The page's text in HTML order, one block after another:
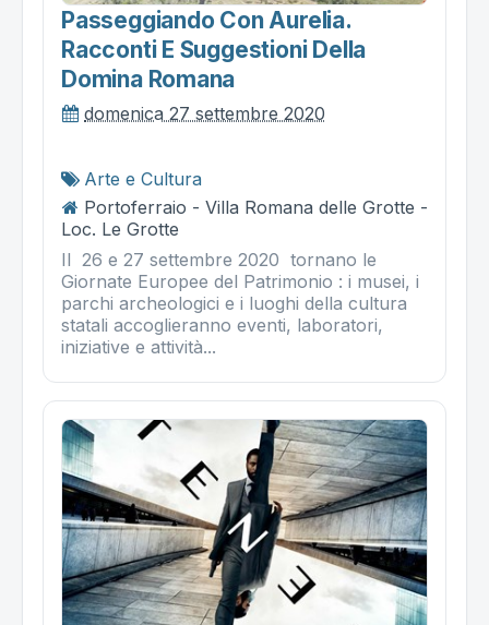
Passeggiando Con Aurelia.
Racconti E Suggestioni Della
Domina Romana
domenica 27 settembre 2020
Arte e Cultura
Portoferraio - Villa Romana delle Grotte -
Loc. Le Grotte
Il 26 e 27 settembre 2020 tornano le
Giornate Europee del Patrimonio : i musei, i
parchi archeologici e i luoghi della cultura
statali accoglieranno eventi, laboratori,
iniziative e attività...